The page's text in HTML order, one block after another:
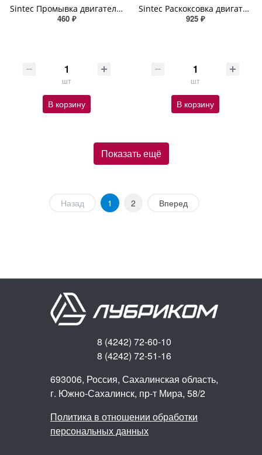
Sintec Промывка двигателя мягкая Soft Engine Flush 335мл
460 ₽
шт
В корзину
Sintec Раскоксовка двигателя Express Carbon Cleaner 400мл (аэрозоль)
925 ₽
шт
В корзину
Показать ещё
Назад 1 2 Вперед
8 (4242) 72-60-10
8 (4242) 72-51-16
693006, Россия, Сахалинская область,
г. Южно-Сахалинск, пр-т Мира, 58/2
Политика в отношении обработки
персональных данных